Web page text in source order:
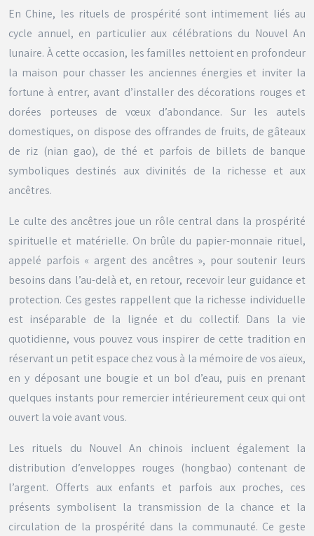
En Chine, les rituels de prospérité sont intimement liés au
cycle annuel, en particulier aux célébrations du Nouvel An
lunaire. À cette occasion, les familles nettoient en profondeur
la maison pour chasser les anciennes énergies et inviter la
fortune à entrer, avant d’installer des décorations rouges et
dorées porteuses de vœux d’abondance. Sur les autels
domestiques, on dispose des offrandes de fruits, de gâteaux
de riz (nian gao), de thé et parfois de billets de banque
symboliques destinés aux divinités de la richesse et aux
ancêtres.
Le culte des ancêtres joue un rôle central dans la prospérité
spirituelle et matérielle. On brûle du papier-monnaie rituel,
appelé parfois « argent des ancêtres », pour soutenir leurs
besoins dans l’au-delà et, en retour, recevoir leur guidance et
protection. Ces gestes rappellent que la richesse individuelle
est inséparable de la lignée et du collectif. Dans la vie
quotidienne, vous pouvez vous inspirer de cette tradition en
réservant un petit espace chez vous à la mémoire de vos aïeux,
en y déposant une bougie et un bol d’eau, puis en prenant
quelques instants pour remercier intérieurement ceux qui ont
ouvert la voie avant vous.
Les rituels du Nouvel An chinois incluent également la
distribution d’enveloppes rouges (hongbao) contenant de
l’argent. Offerts aux enfants et parfois aux proches, ces
présents symbolisent la transmission de la chance et la
circulation de la prospérité dans la communauté. Ce geste